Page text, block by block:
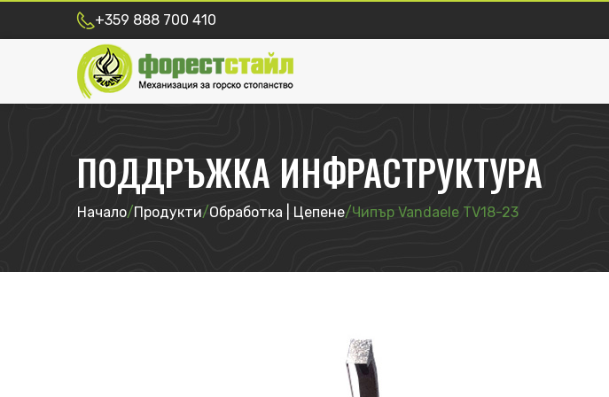
+359 888 700 410
ПОДДРЪЖКА ИНФРАСТРУКТУРА
Начало/Продукти/Обработка | Цепене/Чипър Vandaele TV18-23